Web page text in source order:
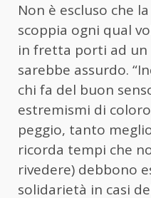
Non è escluso che
scoppia ogni qual
in fretta porti ad un
sarebbe assurdo.
chi fa del buon
estremismi di
peggio, tanto
ricorda tempi che
rivedere) debbono
solidarietà in casi